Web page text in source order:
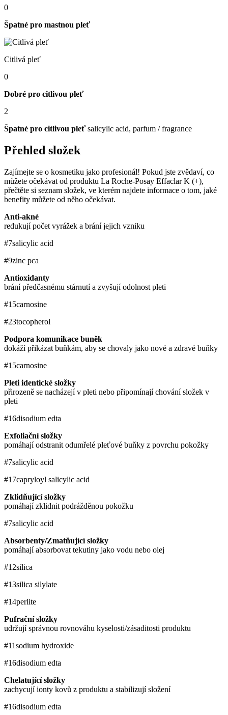
0
Špatné pro mastnou pleť
Citlivá pleť
0
Dobré pro citlivou pleť
2
Špatné pro citlivou pleť salicylic acid, parfum / fragrance
Přehled složek
Zajímejte se o kosmetiku jako profesionál! Pokud jste zvědaví, co
můžete očekávat od produktu La Roche-Posay Effaclar K (+),
přečtěte si seznam složek, ve kterém najdete informace o tom, jaké
benefity můžete od něho očekávat.
Anti-akné
redukují počet vyrážek a brání jejich vzniku
#7salicylic acid
#9zinc pca
Antioxidanty
brání předčasnému stárnutí a zvyšují odolnost pleti
#15carnosine
#23tocopherol
Podpora komunikace buněk
dokáží přikázat buňkám, aby se chovaly jako nové a zdravé buňky
#15carnosine
Pleti identické složky
přirozeně se nacházejí v pleti nebo připomínají chování složek v
pleti
#16disodium edta
Exfoliační složky
pomáhají odstranit odumřelé pleťové buňky z povrchu pokožky
#7salicylic acid
#17capryloyl salicylic acid
Zklidňující složky
pomáhají zklidnit podrážděnou pokožku
#7salicylic acid
Absorbenty/Zmatňující složky
pomáhají absorbovat tekutiny jako vodu nebo olej
#12silica
#13silica silylate
#14perlite
Pufrační složky
udržují správnou rovnováhu kyselosti/zásaditosti produktu
#11sodium hydroxide
#16disodium edta
Chelatující složky
zachycují ionty kovů z produktu a stabilizují složení
#16disodium edta